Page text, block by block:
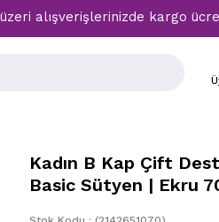
kargo
Kadın B Kap Çift
Basic Sütyen | Ekru